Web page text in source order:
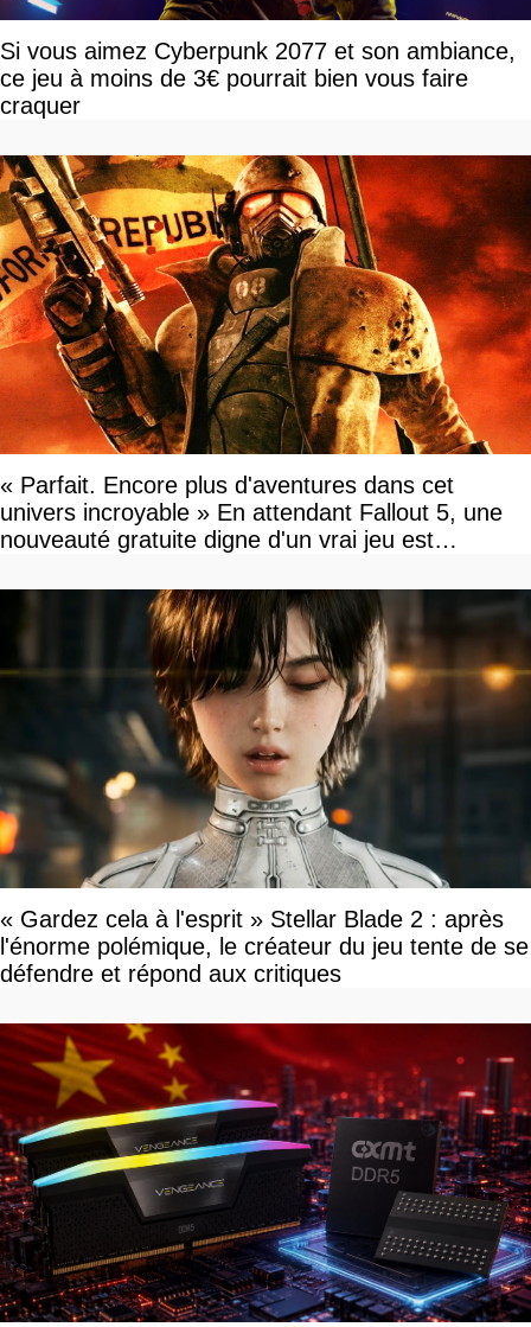
Si vous aimez Cyberpunk 2077 et son ambiance,
ce jeu à moins de 3€ pourrait bien vous faire
craquer
« Parfait. Encore plus d'aventures dans cet
univers incroyable » En attendant Fallout 5, une
nouveauté gratuite digne d'un vrai jeu est
« Gardez cela à l'esprit » Stellar Blade 2 : après
l'énorme polémique, le créateur du jeu tente de se
défendre et répond aux critiques